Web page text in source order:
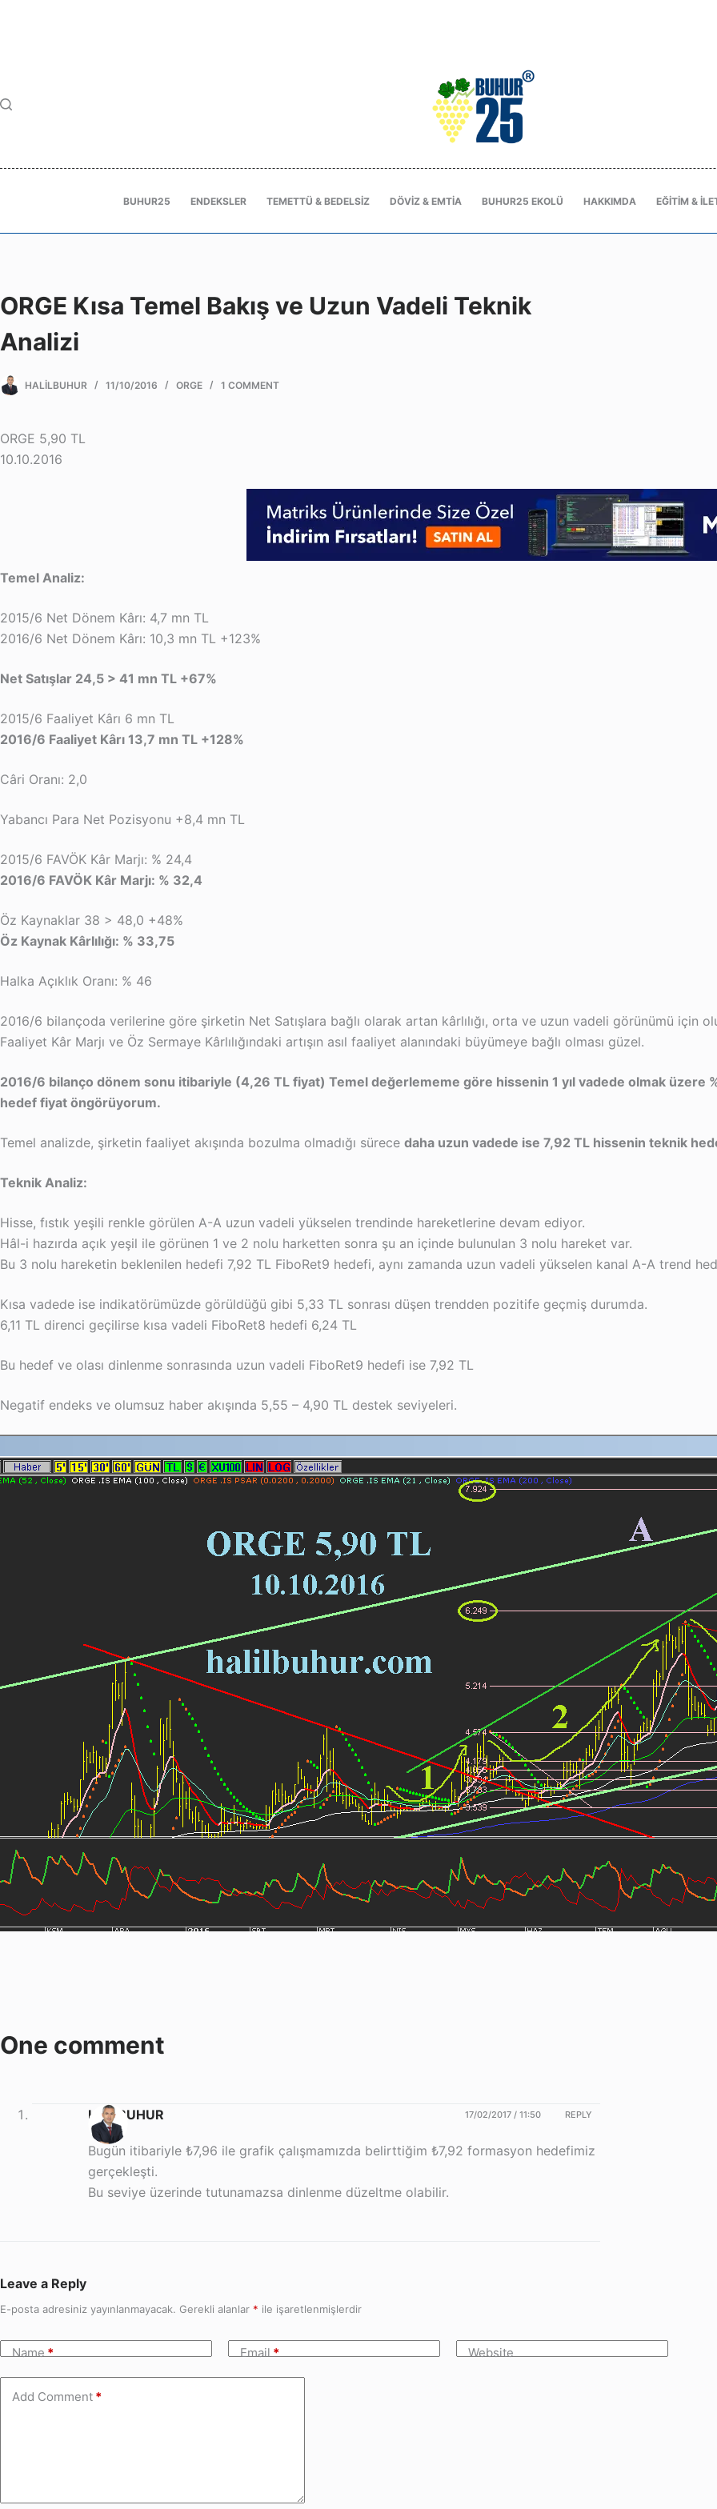
BUHUR25 ENDEKSLER TEMETTÜ & BEDELSIZ DÖVIZ & EMTIA BUHUR25 EKOLÜ HAKKIMDA EĞITIM &
ORGE Kısa Temel Bakış ve Uzun Vadeli Teknik
Analizi
HALILBUHUR 11/10/2016 ORGE 1 COMMENT
ORGE 5,90 TL
10.10.2016
Temel Analiz:
2015/6 Net Dönem Kârı: 4,7 mn TL
2016/6 Net Dönem Kârı: 10,3 mn TL +123%
Net Satışlar 24,5 > 41 mn TL +67%
2015/6 Faaliyet Kârı 6 mn TL
2016/6 Faaliyet Kârı 13,7 mn TL +128%
Câri Oranı: 2,0
Yabancı Para Net Pozisyonu +8,4 mn TL
2015/6 FAVÖK Kâr Marjı: % 24,4
2016/6 FAVÖK Kâr Marjı: % 32,4
Öz Kaynaklar 38 > 48,0 +48%
Öz Kaynak Kârlılığı: % 33,75
Halka Açıklık Oranı: % 46
2016/6 bilançoda verilerine göre şirketin Net Satışlara bağlı olarak artan kârlılığı, orta ve uzun vadeli görünümü için
Faaliyet Kâr Marjı ve Öz Sermaye Kârlılığındaki artışın asıl faaliyet alanındaki büyümeye bağlı olması güzel.
2016/6 bilanço dönem sonu itibariyle (4,26 TL fiyat) Temel değerlememe göre hissenin 1 yıl vadede olmak
hedef fiyat öngörüyorum.
Temel analizde, şirketin faaliyet akışında bozulma olmadığı sürece daha uzun vadede ise 7,92 TL hissenin teknik
Teknik Analiz:
Hisse, fıstık yeşili renkle görülen A-A uzun vadeli yükselen trendinde hareketlerine devam ediyor.
Hâl-i hazırda açık yeşil ile görünen 1 ve 2 nolu harketten sonra şu an içinde bulunulan 3 nolu hareket var.
Bu 3 nolu hareketin beklenilen hedefi 7,92 TL FiboRet9 hedefi, aynı zamanda uzun vadeli yükselen kanal A-A trend
Kısa vadede ise indikatörümüzde görüldüğü gibi 5,33 TL sonrası düşen trendden pozitife geçmiş durumda.
6,11 TL direnci geçilirse kısa vadeli FiboRet8 hedefi 6,24 TL
Bu hedef ve olası dinlenme sonrasında uzun vadeli FiboRet9 hedefi ise 7,92 TL
Negatif endeks ve olumsuz haber akışında 5,55 – 4,90 TL destek seviyeleri.
One comment
Halil BUHUR 17/02/2017 / 11:50 REPLY
Bugün itibariyle ₺7,96 ile grafik çalışmamızda belirttiğim ₺7,92 formasyon hedefimiz
gerçekleşti.
Bu seviye üzerinde tutunamazsa dinlenme düzeltme olabilir.
Leave a Reply
E-posta adresiniz yayınlanmayacak. Gerekli alanlar * ile işaretlenmişlerdir
Name* Email* Website
Add Comment *